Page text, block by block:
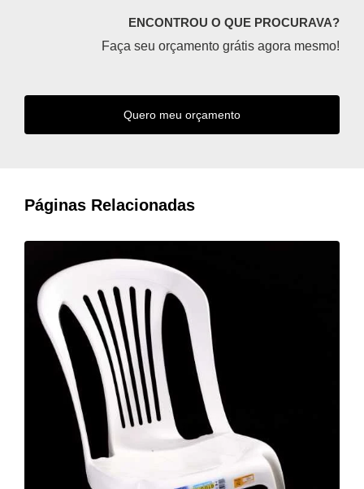
ENCONTROU O QUE PROCURAVA?
Faça seu orçamento grátis agora mesmo!
Quero meu orçamento
Páginas Relacionadas